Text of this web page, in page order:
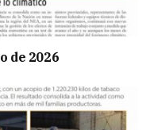
de 2026